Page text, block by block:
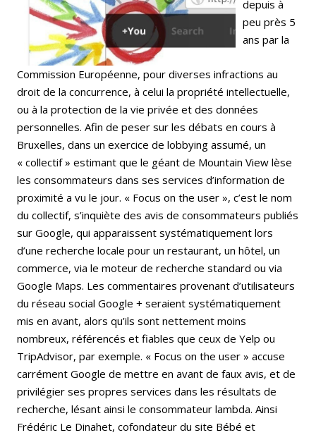
depuis à
peu près 5
ans par la
Commission Européenne, pour diverses infractions au
droit de la concurrence, à celui la propriété intellectuelle,
ou à la protection de la vie privée et des données
personnelles. Afin de peser sur les débats en cours à
Bruxelles, dans un exercice de lobbying assumé, un
« collectif » estimant que le géant de Mountain View lèse
les consommateurs dans ses services d’information de
proximité a vu le jour. « Focus on the user », c’est le nom
du collectif, s’inquiète des avis de consommateurs publiés
sur Google, qui apparaissent systématiquement lors
d’une recherche locale pour un restaurant, un hôtel, un
commerce, via le moteur de recherche standard ou via
Google Maps. Les commentaires provenant d’utilisateurs
du réseau social Google + seraient systématiquement
mis en avant, alors qu’ils sont nettement moins
nombreux, référencés et fiables que ceux de Yelp ou
TripAdvisor, par exemple. « Focus on the user » accuse
carrément Google de mettre en avant de faux avis, et de
privilégier ses propres services dans les résultats de
recherche, lésant ainsi le consommateur lambda. Ainsi
Frédéric Le Dinahet, cofondateur du site Bébé et